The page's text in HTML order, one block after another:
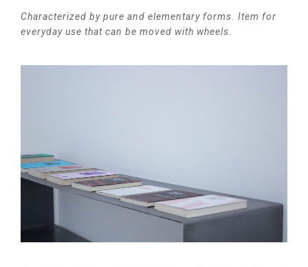
Characterized by pure and elementary forms. Item for
everyday use that can be moved with wheels.